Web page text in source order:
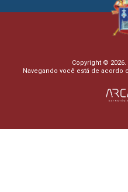
Copyright ©
Navegando você está de acordo